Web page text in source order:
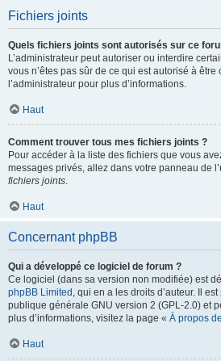
Fichiers joints
Quels fichiers joints sont autorisés sur ce
L’administrateur peut autoriser ou interdire
vous n’êtes pas sûr de ce qui est autorisé à être
l’administrateur pour plus d’informations.
Haut
Comment trouver tous mes fichiers joints ?
Pour accéder à la liste des fichiers que vous
messages privés, allez dans votre panneau de
fichiers joints.
Haut
Concernant phpBB
Qui a développé ce logiciel de forum ?
Ce logiciel (dans sa version non modifiée) est
phpBB Limited , qui en a les droits d’auteur. Il
publique générale GNU version 2 (GPL-2.0) et
plus d’informations, visitez la page « À propos
Haut